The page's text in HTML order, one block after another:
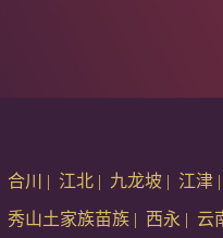
合川 | 江北| 九龙坡| 江津|
秀山土家族苗族 | 西永 | 云